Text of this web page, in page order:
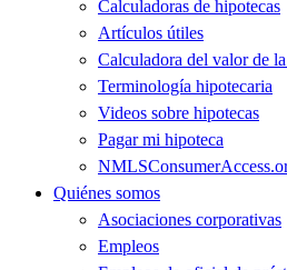
Calculadoras de hipotecas
Artículos útiles
Calculadora del valor de
Terminología hipotecaria
Videos sobre hipotecas
Pagar mi hipoteca
Quiénes somos
Asociaciones corporativas
Empleos